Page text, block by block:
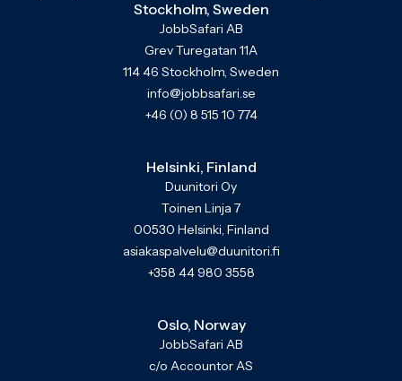
Stockholm, Sweden
JobbSafari AB
Grev Turegatan 11A
114 46 Stockholm, Sweden
info@jobbsafari.se
+46 (0) 8 515 10 774
Helsinki, Finland
Duunitori Oy
Toinen Linja 7
00530 Helsinki, Finland
asiakaspalvelu@duunitori.fi
+358 44 980 3558
Oslo, Norway
JobbSafari AB
c/o Accountor AS